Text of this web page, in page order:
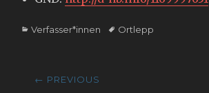
Categories
Verfasser*innen TagsOrtlepp
Beitragsnavigation
← PREVIOUS